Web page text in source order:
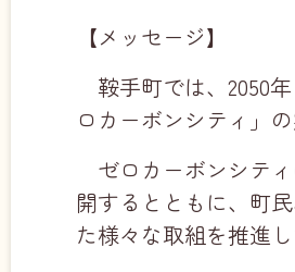
【メッセージ】
鞍手町では、2050
ロカーボンシティ」
ゼロカーボンシテ
開するとともに、町
た様々な取組を推進し